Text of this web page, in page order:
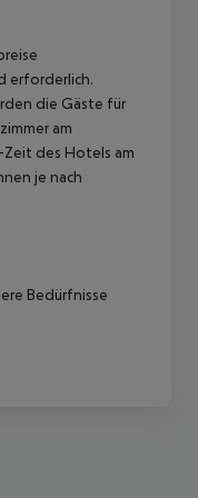
erforderlich.
die Gäste für
am
des Hotels am
je nach
Bedürfnisse